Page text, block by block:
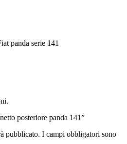
panda serie 141
posteriore panda 141”
pubblicato. I campi obbligatori sono